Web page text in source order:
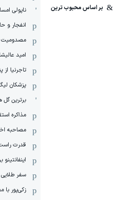
ناپولی
انفجار و
مصدومیت
امید
تاجرنیا
پزشکان
برترین گل
مذاکره
مصاحبه
قدرت
سفر
زکی‌پور